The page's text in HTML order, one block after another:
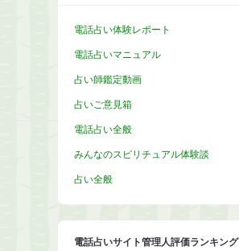
電話占い体験レポート
電話占いマニュアル
占い師鑑定動画
占いご意見箱
電話占い全般
みんなのスピリチュアル体験談
占い全般
電話占いサイト管理人評価ランキング